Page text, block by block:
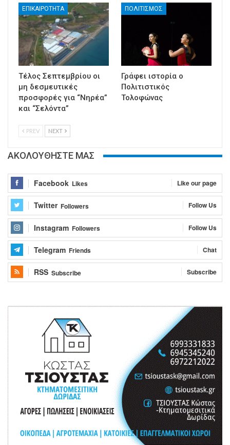
ΕΠΙΚΑΙΡΟΤΗΤΑ
Τέλος Σεπτεμβρίου οι
μη δεσμευτικές
προσφορές για “Νηρέα”
και “Σελόντα”
ΠΟΛΙΤΙΣΜΟΣ
Γράφει ιστορία ο
Πολιτιστικός
Τολοφώνας
PREV NEXT
ΑΚΟΛΟΥΘΗΣΤΕ ΜΑΣ
Facebook Likes Like our page
Twitter Followers Follow Us
Instagram Followers Follow Us
Telegram Friends Chat
RSS Subscribe Subscribe